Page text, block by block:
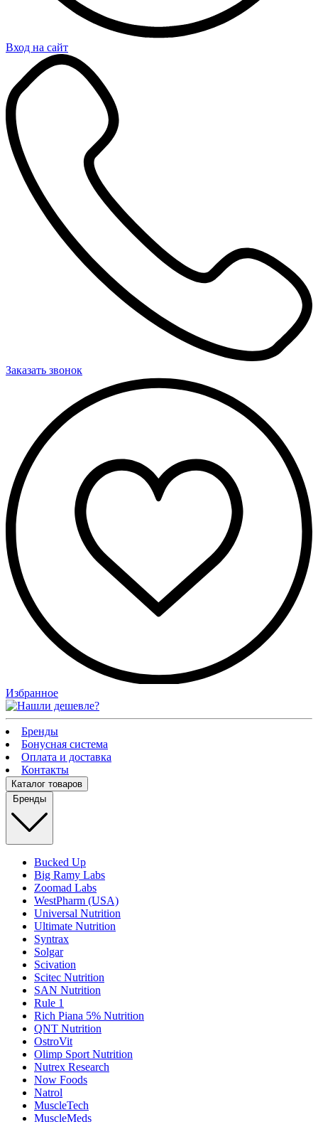
Вход на сайт
Заказать звонок
Избранное
Бренды
Бонусная система
Оплата и доставка
Контакты
Каталог товаров
Бренды
Bucked Up
Big Ramy Labs
Zoomad Labs
WestPharm (USA)
Universal Nutrition
Ultimate Nutrition
Syntrax
Solgar
Scivation
Scitec Nutrition
SAN Nutrition
Rule 1
Rich Piana 5% Nutrition
QNT Nutrition
OstroVit
Olimp Sport Nutrition
Nutrex Research
Now Foods
Natrol
MuscleTech
MuscleMeds